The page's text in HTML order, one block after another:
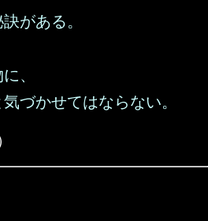
がある。
、
づかせてはならない。